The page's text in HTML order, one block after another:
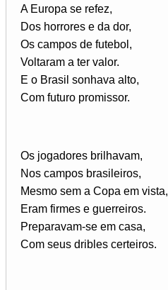
A Europa se refez,
Dos horrores e da dor,
Os campos de futebol,
Voltaram a ter valor.
E o Brasil sonhava alto,
Com futuro promissor.
Os jogadores brilhavam,
Nos campos brasileiros,
Mesmo sem a Copa em vista,
Eram firmes e guerreiros.
Preparavam-se em casa,
Com seus dribles certeiros.